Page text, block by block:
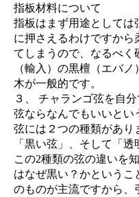
指板材料について
指板はまず用途としては
に押さえるわけですから
てしまうので、なるべく
（輸入）の黒檀（エバ
木が一般的です。
３、 チャランゴ弦を自
弦ならなんでもいいとい
弦には２つの種類があり
「黒い弦」、そして「透
この2種類の弦の違いを
はなぜ黒い？かという
のものが主流ですから、